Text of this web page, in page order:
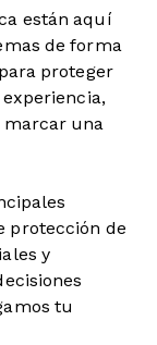
están aquí
de forma
proteger
marcar una
protección de
y
tu